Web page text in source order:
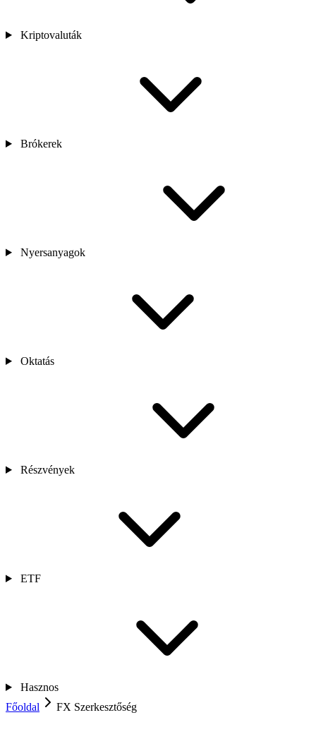
Kriptovaluták
Brókerek
Nyersanyagok
Oktatás
Részvények
ETF
Hasznos
Főoldal
FX Szerkesztőség